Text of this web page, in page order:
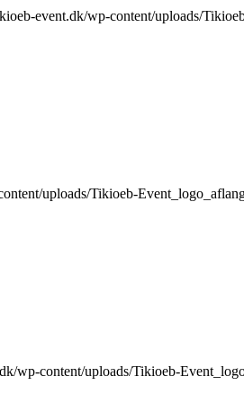
event.dk/wp-content/uploads/
uploads/Tikioeb-
wp-content/uploads/Tikioeb-